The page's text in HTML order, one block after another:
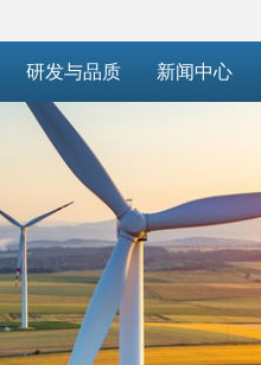
研发与品质 新闻中心